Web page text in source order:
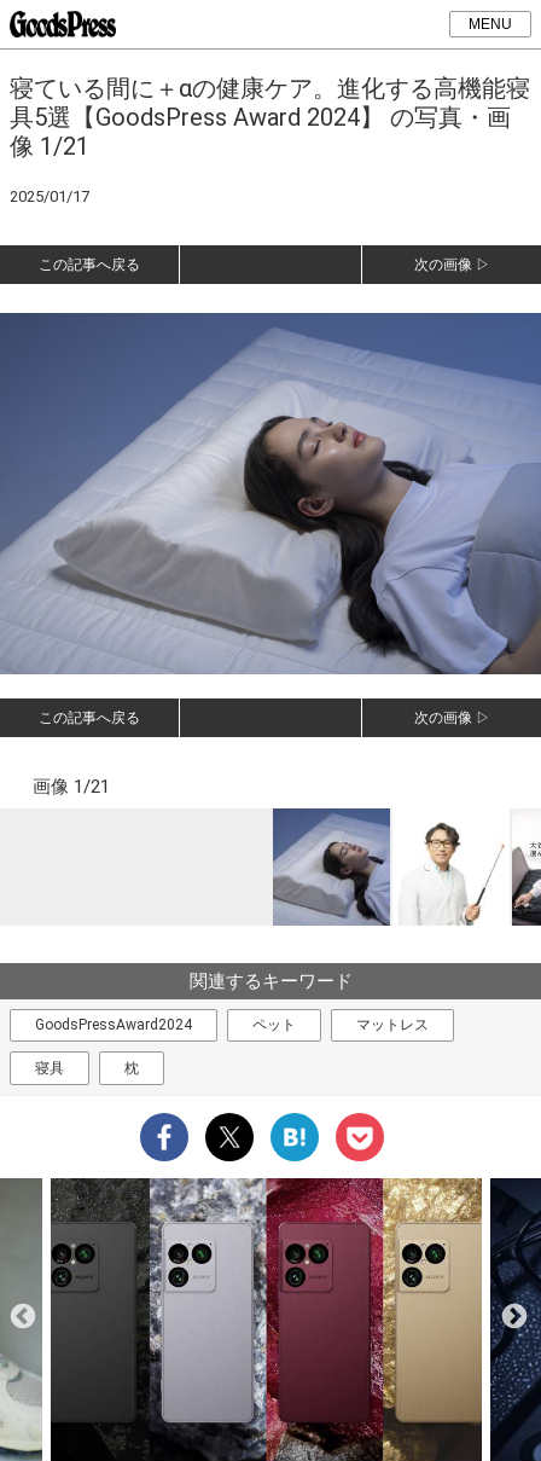
MENU
寝ている間に＋αの健康ケア。進化する高機能寝
具5選【GoodsPress Award 2024】 の写真・画
像 1/21
2025/01/17
この記事へ戻る 次の画像 ▷
この記事へ戻る 次の画像 ▷
画像 1/21
関連するキーワード
GoodsPressAward2024 ペット マットレス
寝具 枕